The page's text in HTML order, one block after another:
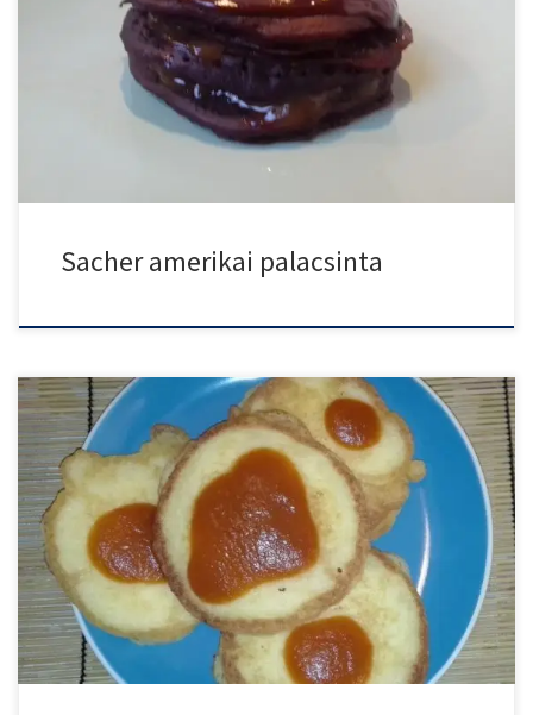
Ha szereted a sacher tortát, akkor ezt a palacsintát is […]
Sacher amerikai palacsinta
Ha laktóz- és gluténmentes amerikai palacsintát szeretnél
készíteni, próbáld ki […]